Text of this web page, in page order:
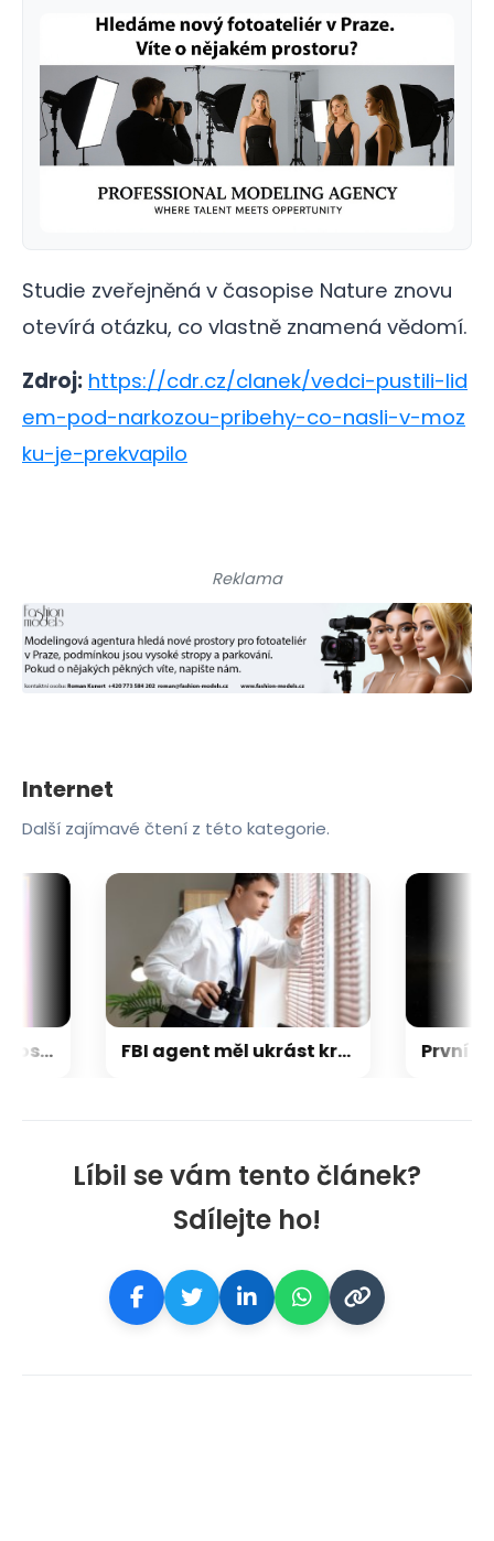
Studie zveřejněná v časopise Nature znovu
otevírá otázku, co vlastně znamená vědomí.
Zdroj: https://cdr.cz/clanek/vedci-pustili-lid
em-pod-narkozou-pribehy-co-nasli-v-moz
ku-je-prekvapilo
Líbil se vám tento článek?
Sdílejte ho!
Reklama
Internet
Další zajímavé čtení z této kategorie.
Napětí kolem GTA 6 roste. Srpen může přinést třetí trailer i první gameplay FBI agent měl ukrást kryptoměny za milion dolarů. Usvědčil ho ChatGPT